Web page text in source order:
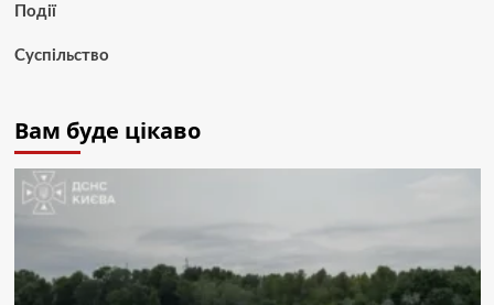
Події
Суспільство
Вам буде цікаво